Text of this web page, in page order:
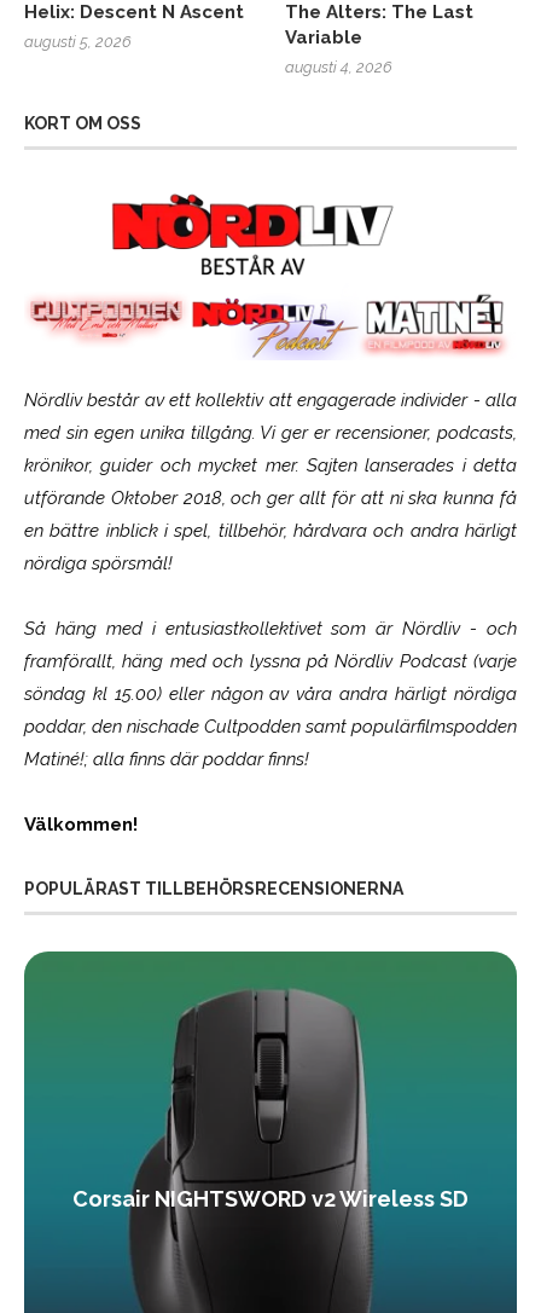
Helix: Descent N Ascent
augusti 5, 2026
The Alters: The Last
Variable
augusti 4, 2026
KORT OM OSS
Nördliv består av ett kollektiv att engagerade individer - alla
med sin egen unika tillgång. Vi ger er recensioner, podcasts,
krönikor, guider och mycket mer. Sajten lanserades i detta
utförande Oktober 2018, och ger allt för att ni ska kunna få
en bättre inblick i spel, tillbehör, hårdvara och andra härligt
nördiga spörsmål!
Så häng med i entusiastkollektivet som ärNördliv- och
framförallt, häng med och lyssna på Nördliv Podcast (varje
söndag kl 15.00) eller någon av våra andra härligt nördiga
poddar, den nischade Cultpodden samt populärfilmspodden
Matiné!; alla finns där poddar finns!
Välkommen!
POPULÄRAST TILLBEHÖRSRECENSIONERNA
Corsair NIGHTSWORD v2 Wireless SD